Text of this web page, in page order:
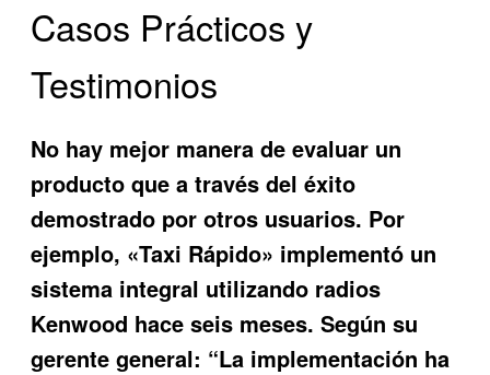
Casos Prácticos y
Testimonios
No hay mejor manera de evaluar un
producto que a través del éxito
demostrado por otros usuarios. Por
ejemplo, «Taxi Rápido» implementó un
sistema integral utilizando radios
Kenwood hace seis meses. Según su
gerente general: “La implementación ha